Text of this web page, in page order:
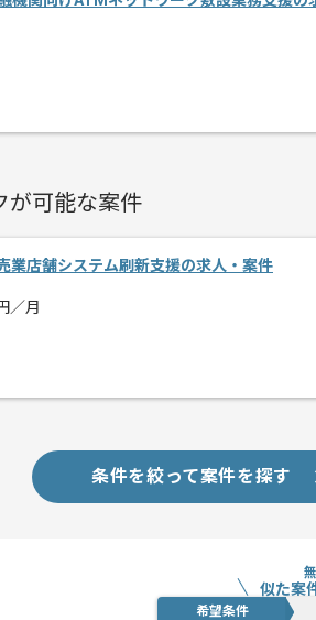
が可能な案件
業店舗システム刷新支援の求人・案件
／月
条件を絞って案件を探す
似た案
希望条件